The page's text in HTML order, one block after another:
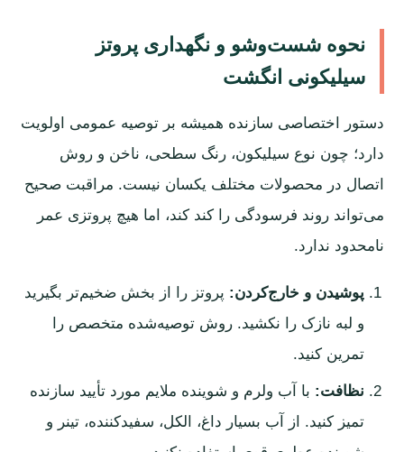
نحوه شست‌وشو و نگهداری پروتز
سیلیکونی انگشت
دستور اختصاصی سازنده همیشه بر توصیه عمومی اولویت
دارد؛ چون نوع سیلیکون، رنگ سطحی، ناخن و روش
اتصال در محصولات مختلف یکسان نیست. مراقبت صحیح
می‌تواند روند فرسودگی را کند کند، اما هیچ پروتزی عمر
نامحدود ندارد.
پوشیدن و خارج‌کردن: پروتز را از بخش ضخیم‌تر بگیرید
و لبه نازک را نکشید. روش توصیه‌شده متخصص را
تمرین کنید.
نظافت: با آب ولرم و شوینده ملایم مورد تأیید سازنده
تمیز کنید. از آب بسیار داغ، الکل، سفیدکننده، تینر و